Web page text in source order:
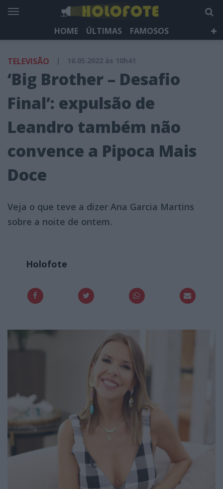
HOME ÚLTIMAS
FAMOSOS
HOLOFOTE TV
NEWSLETTER
TELEVISÃO | 16.05.2022 às 10h41
‘Big Brother – Desafio
Final’: expulsão de
Leandro também não
convence a Pipoca Mais
Doce
Veja o que teve a dizer Ana Garcia Martins
sobre a noite de ontem.
Holofote